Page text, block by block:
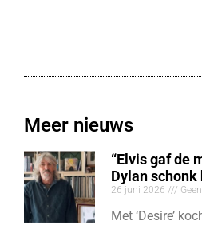
Meer nieuws
“Elvis gaf de
Dylan schonk
26 juni 2026
Met ‘Desire’